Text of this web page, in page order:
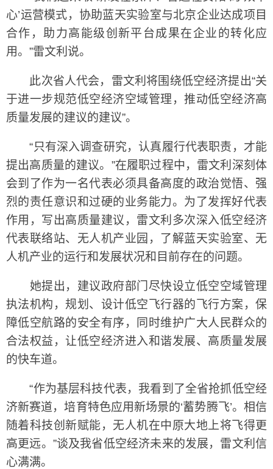
心’运营模式，协助蓝天实验室与北京企业达成项目
合作，助力高能级创新平台成果在企业的转化应
用。”雷文利说。
此次省人代会，雷文利将围绕低空经济提出“关
于进一步规范低空经济空域管理，推动低空经济高
质量发展的建议的建议”。
“只有深入调查研究，认真履行代表职责，才能
提出高质量的建议。”在履职过程中，雷文利深刻体
会到了作为一名代表必须具备高度的政治觉悟、强
烈的责任意识和过硬的业务能力。为了发挥好代表
作用，写出高质量建议，雷文利多次深入低空经济
代表联络站、无人机产业园，了解蓝天实验室、无
人机产业的运行和发展状况和目前存在的问题。
她提出，建议政府部门尽快设立低空空域管理
执法机构，规划、设计低空飞行器的飞行方案，保
障低空航路的安全有序，同时维护广大人民群众的
合法权益，让低空经济进入和谐发展、高质量发展
的快车道。
“作为基层科技代表，我看到了全省抢抓低空经
济新赛道，培育特色应用新场景的‘蓄势腾飞’。相信
随着科技创新赋能，无人机在中原大地上将飞得更
高更远。”谈及我省低空经济未来的发展，雷文利信
心满满。